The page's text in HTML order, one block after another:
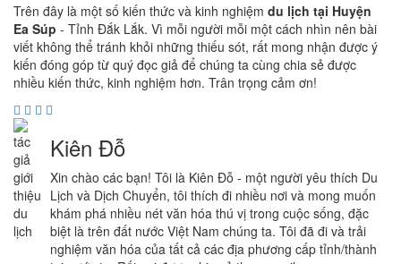
Trên đây là một số kiến thức và kinh nghiệm du lịch tại Huyện
Ea Súp - Tỉnh Đắk Lắk. Vì mỗi người mỗi một cách nhìn nên bài
viết không thể tránh khỏi những thiếu sót, rất mong nhận được ý
kiến đóng góp từ quý đọc giả để chúng ta cùng chia sẻ được
nhiều kiến thức, kinh nghiệm hơn. Trân trọng cảm ơn!
Kiên Đỗ
Xin chào các bạn! Tôi là Kiên Đỗ - một người yêu thích Du
Lịch và Dịch Chuyển, tôi thích đi nhiều nơi và mong muốn
khám phá nhiều nét văn hóa thú vị trong cuộc sống, đặc
biệt là trên đất nước Việt Nam chúng ta. Tôi đã đi và trải
nghiệm văn hóa của tất cả các địa phương cấp tỉnh/thành